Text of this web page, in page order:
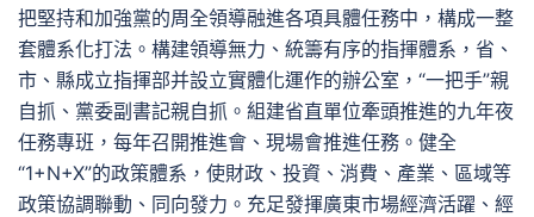
把堅持和加強黨的周全領導融進各項具體任務中，構成一整
套體系化打法。構建領導無力、統籌有序的指揮體系，省、
市、縣成立指揮部并設立實體化運作的辦公室，“一把手”親
自抓、黨委副書記親自抓。組建省直單位牽頭推進的九年夜
任務專班，每年召開推進會、現場會推進任務。健全
“1+N+X”的政策體系，使財政、投資、消費、產業、區域等
政策協調聯動、同向發力。充足發揮廣東市場經濟活躍、經